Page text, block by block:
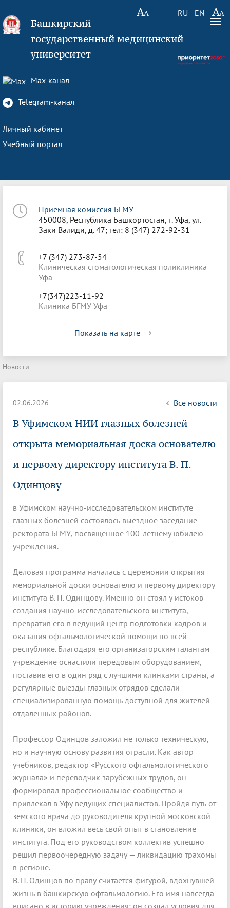
RU EN
Башкирский
государственный медицинский
университет
Max-канал
Telegram-канал
Личный кабинет
Учебный портал
Приёмная комиссия БГМУ
450008, Республика Башкортостан, г. Уфа, ул.
Заки Валиди, д. 47; тел: 8 (347) 272-92-31
+7 (347) 273-87-54
Клиническая стоматологическая поликлиника
Уфа
+7(347)223-11-92
Клиника БГМУ Уфа
Показать на карте
Новости
02.06.2026 Все новости
В Уфимском НИИ глазных болезней
открыта мемориальная доска основателю
и первому директору института В. П.
Одинцову
в Уфимском научно-исследовательском институте
глазных болезней состоялось выездное заседание
ректората БГМУ, посвящённое 100-летнему юбилею
учреждения.
Деловая программа началась с церемонии открытия
мемориальной доски основателю и первому директору
института В. П. Одинцову. Именно он стоял у истоков
создания научно-исследовательского института,
превратив его в ведущий центр подготовки кадров и
оказания офтальмологической помощи по всей
республике. Благодаря его организаторским талантам
учреждение оснастили передовым оборудованием,
поставив его в один ряд с лучшими клинками страны, а
регулярные выезды глазных отрядов сделали
специализированную помощь доступной для жителей
отдалённых районов.
Профессор Одинцов заложил не только техническую,
но и научную основу развития отрасли. Как автор
учебников, редактор «Русского офтальмологического
журнала» и переводчик зарубежных трудов, он
формировал профессиональное сообщество и
привлекал в Уфу ведущих специалистов. Пройдя путь от
земского врача до руководителя крупной московской
клиники, он вложил весь свой опыт в становление
института. Под его руководством коллектив успешно
решил первоочередную задачу — ликвидацию трахомы
в регионе.
В. П. Одинцов по праву считается фигурой, вдохнувшей
жизнь в башкирскую офтальмологию. Его имя навсегда